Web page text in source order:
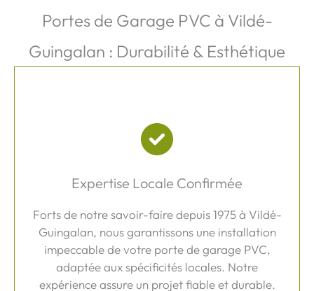
Portes de Garage PVC à Vildé-
Guingalan : Durabilité & Esthétique
Expertise Locale Confirmée
Forts de notre savoir-faire depuis 1975 à Vildé-
Guingalan, nous garantissons une installation
impeccable de votre porte de garage PVC,
adaptée aux spécificités locales. Notre
expérience assure un projet fiable et durable.